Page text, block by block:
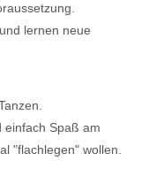
lernen neue
einfach Spaß am
"flachlegen" wollen.